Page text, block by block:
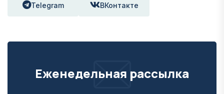
Telegram ВКонтакте
Еженедельная рассылка